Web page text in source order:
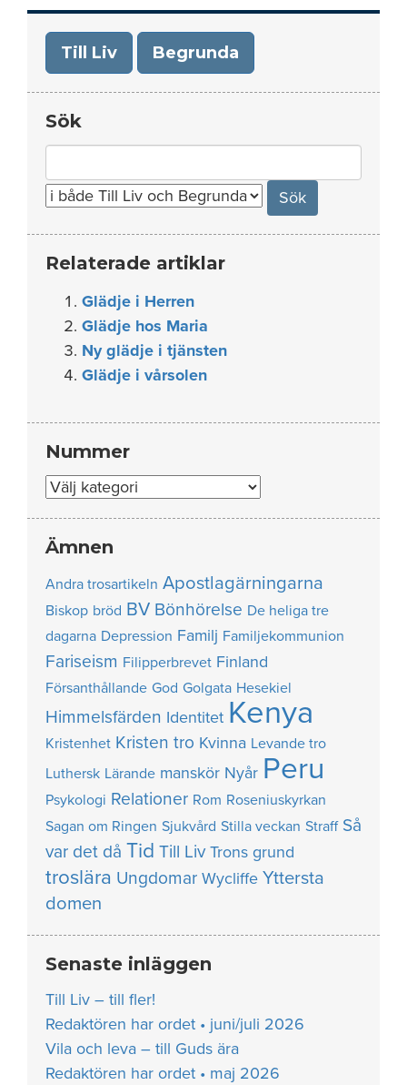
Till Liv Begrunda
Sök
for:
Relaterade artiklar
Glädje i Herren
Glädje hos Maria
Ny glädje i tjänsten
Glädje i vårsolen
Nummer
Nummer
Ämnen
Andra trosartikeln Apostlagärningarna
Biskop bröd BV Bönhörelse De heliga tre
dagarna Depression Familj Familjekommunion
Fariseism Filipperbrevet Finland
Försanthållande God Golgata Hesekiel
Himmelsfärden Identitet Kenya
Kristenhet Kristen tro Kvinna Levande tro
Luthersk Lärande manskör Nyår Peru
Psykologi Relationer Rom Roseniuskyrkan
Sagan om Ringen Sjukvård Stilla veckan Straff Så
var det då Tid Till Liv Trons grund
troslära Ungdomar Wycliffe Yttersta
domen
Senaste inläggen
Till Liv – till fler!
Redaktören har ordet • juni/juli 2026
Vila och leva – till Guds ära
Redaktören har ordet • maj 2026